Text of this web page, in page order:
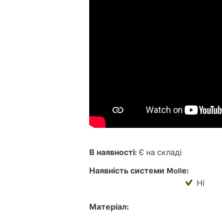
В наявності: Є на складі
Наявність системи Mollе:
Ні
Матеріал: